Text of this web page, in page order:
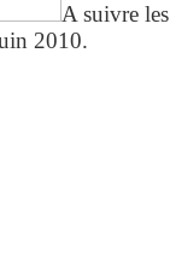
A suivre les
2010.